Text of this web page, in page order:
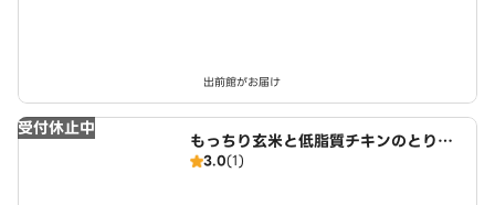
出前館がお届け
受付休止中
もっちり玄米と低脂質チキンのとりげ
ん食堂 名和町店
3.0(1)